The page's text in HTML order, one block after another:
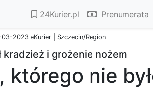
24Kurier.pl Prenumerata
03-2023 eKurier | Szczecin/Region
kradzież i grożenie nożem
którego nie